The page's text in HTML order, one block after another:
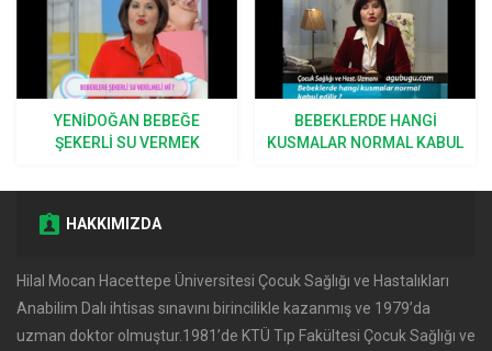
YENIDOĞAN BEBEĞE
ŞEKERLI SU VERMEK
BEBEKLERDE HANGI
KUSMALAR NORMAL KABUL
HAKKIMIZDA
Hilal Mocan Hacettepe Üniversitesi Çocuk Sağlığı ve Hastalıkları
Anabilim Dalı ihtisas sınavını birincilikle kazanmış ve 1979’da
uzman doktor olmuştur.1981’de KTÜ Tıp Fakültesi Çocuk Sağlığı ve